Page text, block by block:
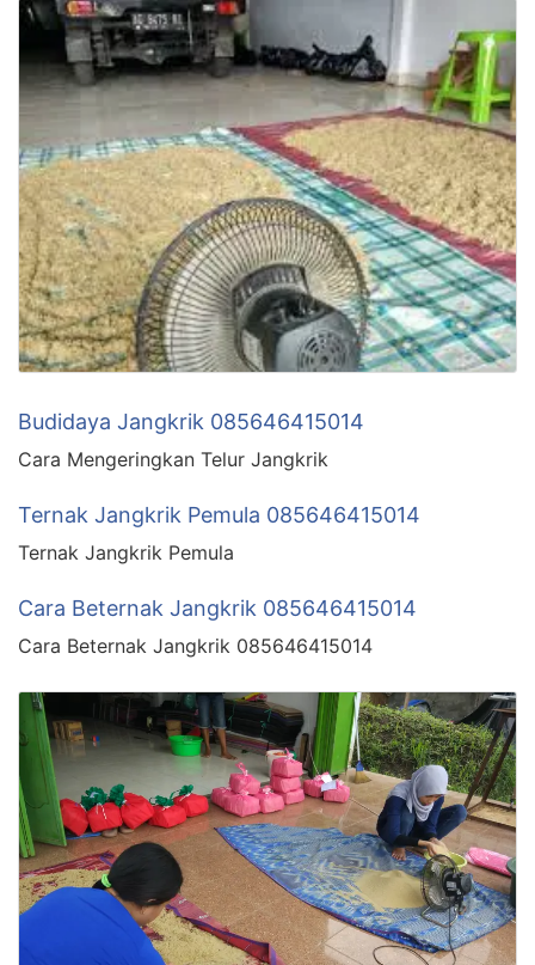
Budidaya Jangkrik 085646415014
Cara Mengeringkan Telur Jangkrik
Ternak Jangkrik Pemula 085646415014
Ternak Jangkrik Pemula
Cara Beternak Jangkrik 085646415014
Cara Beternak Jangkrik 085646415014